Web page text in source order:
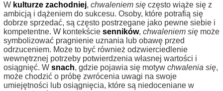
W kulturze zachodniej, chwaleniem się często wiąże się z
ambicją i dążeniem do sukcesu. Osoby, które potrafią się
dobrze sprzedać, są często postrzegane jako pewne siebie i
kompetentne. W kontekście senników, chwaleniem się może
symbolizować pragnienie uznania lub obawę przed
odrzuceniem. Może to być również odzwierciedlenie
wewnętrznej potrzeby potwierdzenia własnej wartości i
osiągnięć. W snach, gdzie pojawia się motyw chwalenia się,
może chodzić o próbę zwrócenia uwagi na swoje
umiejętności lub osiągnięcia, które są niedoceniane w